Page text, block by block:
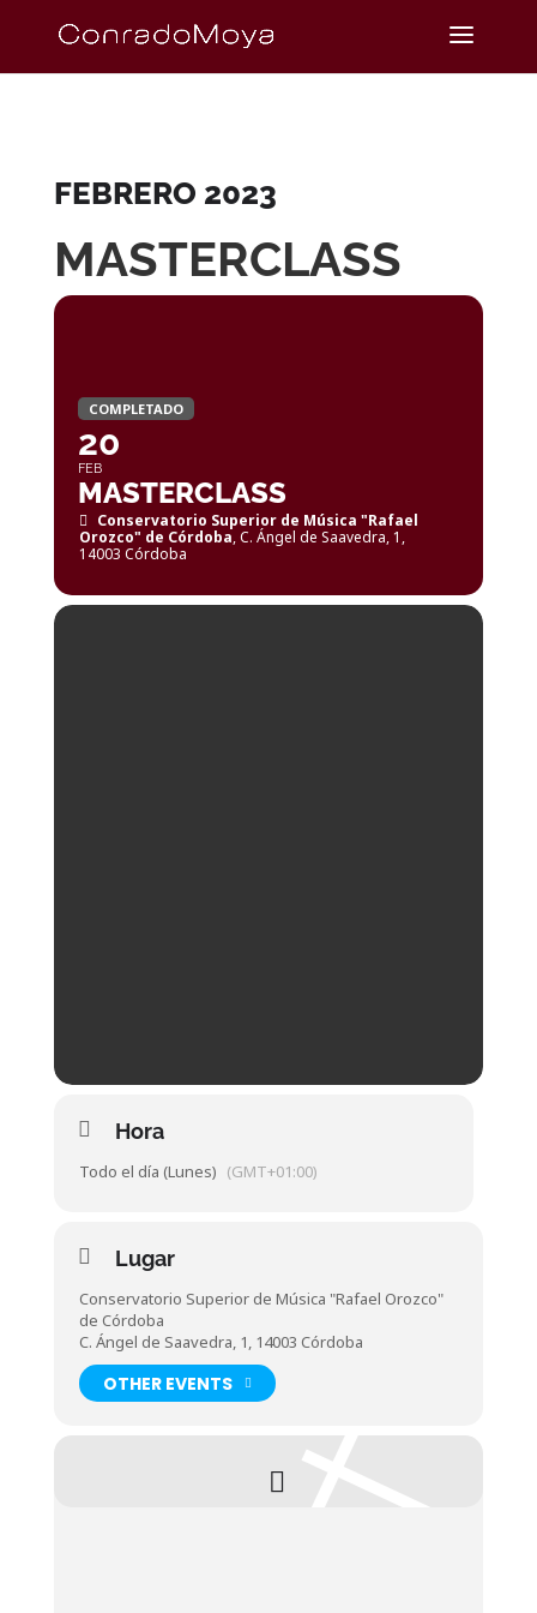
FEBRERO 2023
MASTERCLASS
COMPLETADO
20
FEB
MASTERCLASS
Conservatorio Superior de Música "Rafael
Orozco" de Córdoba, C. Ángel de Saavedra, 1,
14003 Córdoba
Hora
Todo el día (Lunes) (GMT+01:00)
Lugar
Conservatorio Superior de Música "Rafael Orozco"
de Córdoba
C. Ángel de Saavedra, 1, 14003 Córdoba
OTHER EVENTS